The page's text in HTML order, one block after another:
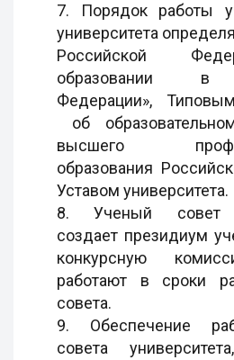
7. Порядок работы
университета
Российской
образовании в
Федерации»,
об
высшего
образования
Уставом университета.
8. Ученый совет
создает президиум
конкурсную
работают в сроки
совета.
9. Обеспечение
совета